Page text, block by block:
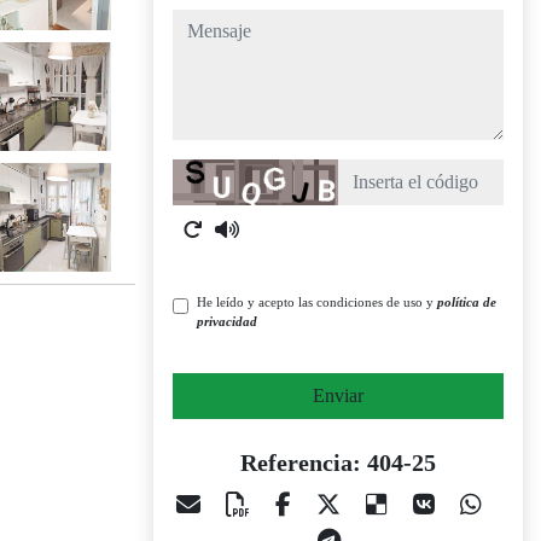
mensaje
Captcha
He leído y acepto las condiciones de uso y política de
privacidad
Enviar
Referencia: 404-25